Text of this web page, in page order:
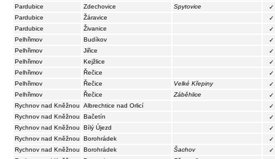
Pardubice
Zdechovice Spytovice
✓
Pardubice
Žáravice
✓
Pardubice
Živanice
✓
Pelhřimov
Budíkov
✓
Pelhřimov
Jiřice
✓
Pelhřimov
Kejžlice
✓
Pelhřimov
Řečice
✓
Pelhřimov
Řečice Velké Křepiny
✓
Pelhřimov
Řečice Záběhlice
✓
Rychnov nad Kněžnou
Albrechtice nad Orlicí
✓
Rychnov nad Kněžnou
Bačetín
✓
Rychnov nad Kněžnou
Bílý Újezd
✓
Rychnov nad Kněžnou
Borohrádek
✓
Rychnov nad Kněžnou
Borohrádek Šachov
✓